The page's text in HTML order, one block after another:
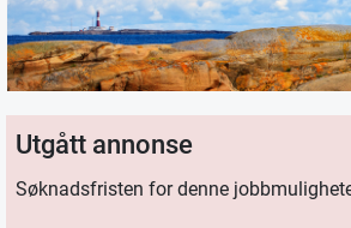
Utgått annonse
Søknadsfristen for denne